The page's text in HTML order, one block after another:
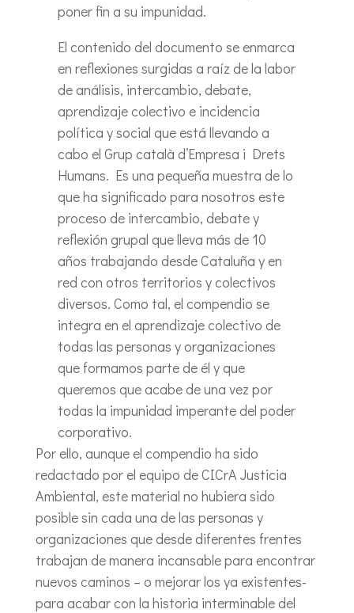
poner fin a su impunidad.
El contenido del documento se enmarca
en reflexiones surgidas a raíz de la labor
de análisis, intercambio, debate,
aprendizaje colectivo e incidencia
política y social que está llevando a
cabo el Grup català d’Empresa i Drets
Humans. Es una pequeña muestra de lo
que ha significado para nosotros este
proceso de intercambio, debate y
reflexión grupal que lleva más de 10
años trabajando desde Cataluña y en
red con otros territorios y colectivos
diversos. Como tal, el compendio se
integra en el aprendizaje colectivo de
todas las personas y organizaciones
que formamos parte de él y que
queremos que acabe de una vez por
todas la impunidad imperante del poder
corporativo.
Por ello, aunque el compendio ha sido
redactado por el equipo de CICrA Justicia
Ambiental, este material no hubiera sido
posible sin cada una de las personas y
organizaciones que desde diferentes frentes
trabajan de manera incansable para encontrar
nuevos caminos – o mejorar los ya existentes-
para acabar con la historia interminable del